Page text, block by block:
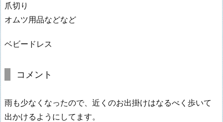
爪切り
オムツ用品などなど
ベビードレス
コメント
雨も少なくなったので、近くのお出掛けはなるべく歩いて
出かけるようにしてます。